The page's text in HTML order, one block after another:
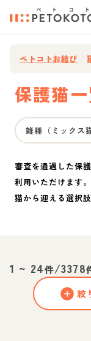
ペトコトお結び
保護猫
雑種（ミックス
審査を通過した保
利用いただけます
猫から迎える選択
1 ~ 24件/3378
絞